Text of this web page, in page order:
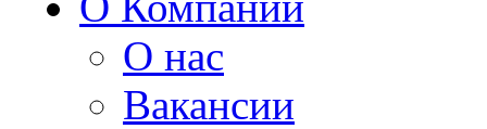
О нас
Вакансии